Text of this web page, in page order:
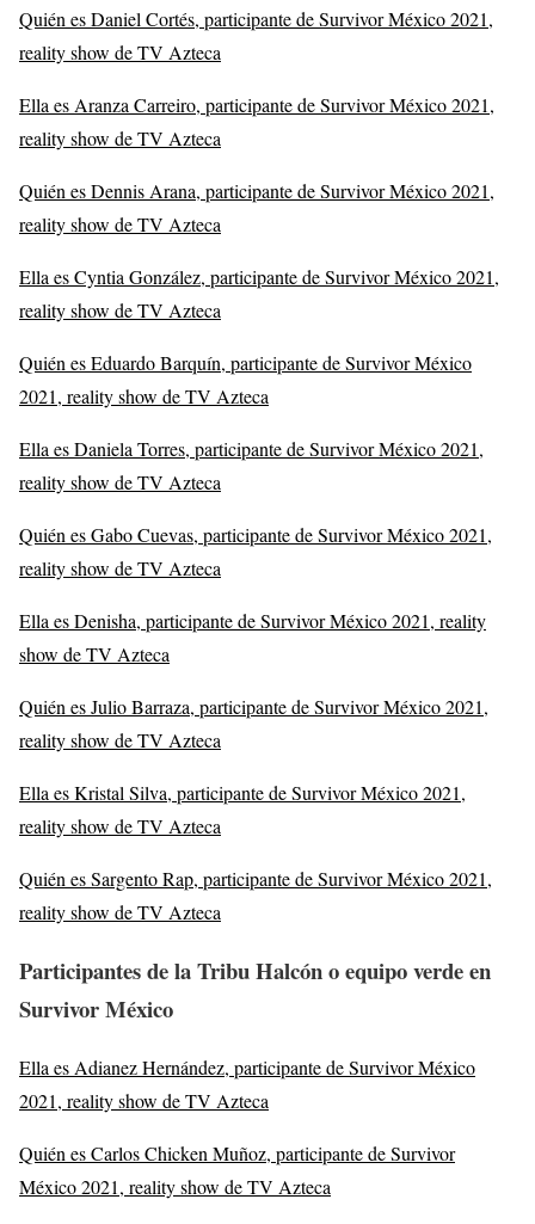
Quién es Daniel Cortés, participante de Survivor México 2021,
reality show de TV Azteca
Ella es Aranza Carreiro, participante de Survivor México 2021,
reality show de TV Azteca
Quién es Dennis Arana, participante de Survivor México 2021,
reality show de TV Azteca
Ella es Cyntia González, participante de Survivor México 2021,
reality show de TV Azteca
Quién es Eduardo Barquín, participante de Survivor México
2021, reality show de TV Azteca
Ella es Daniela Torres, participante de Survivor México 2021,
reality show de TV Azteca
Quién es Gabo Cuevas, participante de Survivor México 2021,
reality show de TV Azteca
Ella es Denisha, participante de Survivor México 2021, reality
show de TV Azteca
Quién es Julio Barraza, participante de Survivor México 2021,
reality show de TV Azteca
Ella es Kristal Silva, participante de Survivor México 2021,
reality show de TV Azteca
Quién es Sargento Rap, participante de Survivor México 2021,
reality show de TV Azteca
Participantes de la Tribu Halcón o equipo verde en
Survivor México
Ella es Adianez Hernández, participante de Survivor México
2021, reality show de TV Azteca
Quién es Carlos Chicken Muñoz, participante de Survivor
México 2021, reality show de TV Azteca